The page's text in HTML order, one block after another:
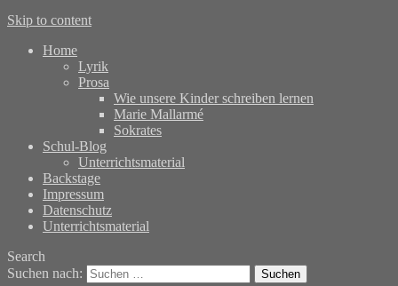
Skip to content
Home
Lyrik
Prosa
Wie unsere Kinder schreiben lernen
Marie Mallarmé
Sokrates
Schul-Blog
Unterrichtsmaterial
Backstage
Impressum
Datenschutz
Unterrichtsmaterial
Search
Suchen nach: